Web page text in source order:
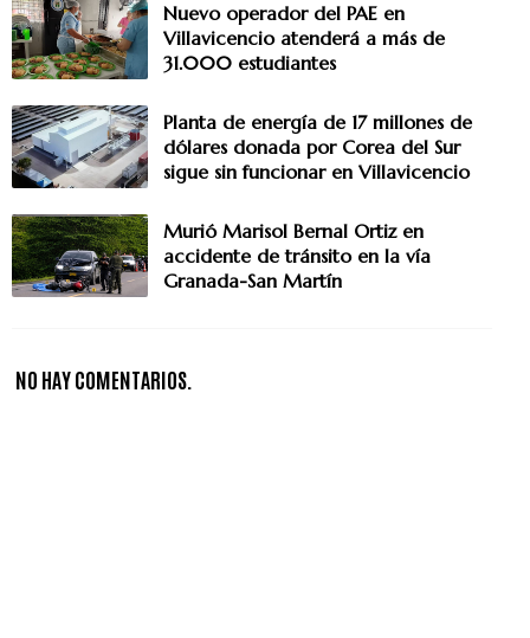
Nuevo operador del PAE en
Villavicencio atenderá a más de
31.000 estudiantes
Planta de energía de 17 millones de
dólares donada por Corea del Sur
sigue sin funcionar en Villavicencio
Murió Marisol Bernal Ortiz en
accidente de tránsito en la vía
Granada-San Martín
NO HAY COMENTARIOS.